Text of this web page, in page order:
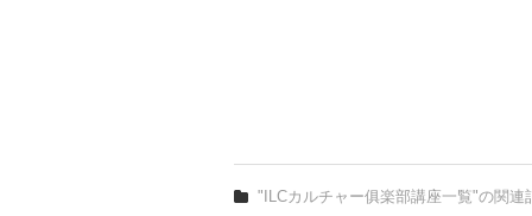
"ILCカルチャー俱楽部講座一覧"の関連